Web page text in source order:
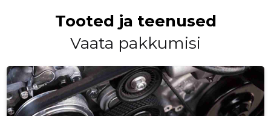
aitab autoomanikel ja mehaanikutel leida parimad
lahendused oma sõidukite hooldamiseks ja
Alates asutamisest on Hake Äri OÜ pidevalt kasvanud ja
arenenud,
Tooted ja teenused
Vaata pakkumisi